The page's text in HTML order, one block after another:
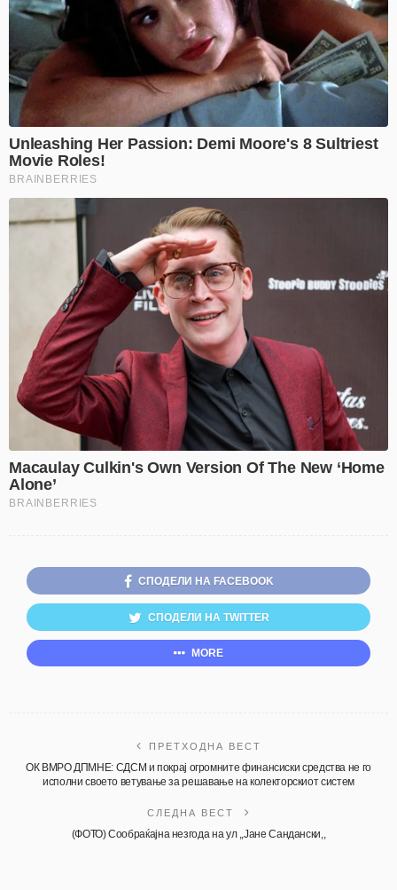
СПОДЕЛИ НА FACEBOOK
СПОДЕЛИ НА TWITTER
MORE
ПРЕТХОДНА ВЕСТ
ОК ВМРО ДПМНЕ: СДСМ и покрај огромните финансиски средства не го
исполни своето ветување за решавање на колекторскиот систем
СЛЕДНА ВЕСТ
(ФОТО) Сообраќајна незгода на ул ,,Јане Сандански,,